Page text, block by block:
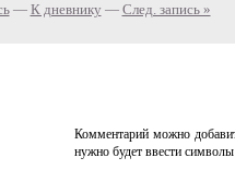
— К дневнику — След. запись »
Комментарий можно
нужно будет ввести